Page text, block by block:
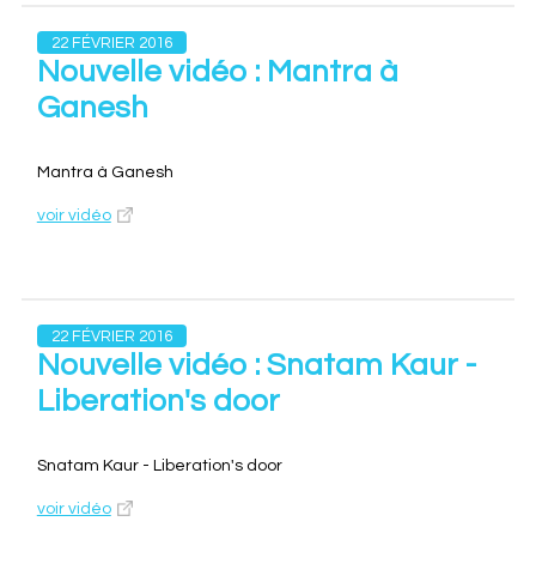
22 FÉVRIER 2016
Nouvelle vidéo : Mantra à
Ganesh
Mantra à Ganesh
voir vidéo
22 FÉVRIER 2016
Nouvelle vidéo : Snatam Kaur -
Liberation's door
Snatam Kaur - Liberation's door
voir vidéo